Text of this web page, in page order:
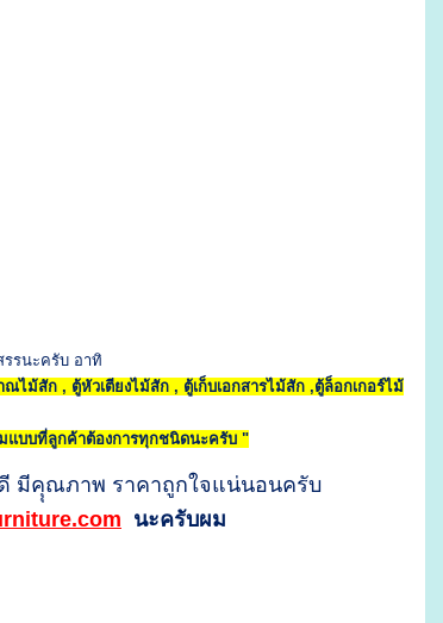
รนะครับ อาทิ
ไม้สัก , ตู้หัวเตียงไม้สัก , ตู้เก็บเอกสารไม้สัก ,ตู้ล็อกเกอร์ไม้
แบบที่ลูกค้าต้องการทุกชนิดนะครับ "
ดี มีคุุณภาพ ราคาถูกใจแน่นอนครับ
นะครับผม